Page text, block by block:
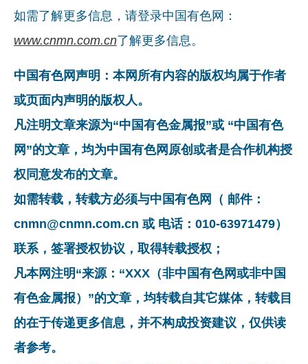
如需了解更多信息，请登录中国有色网：
www.cnmn.com.cn了解更多信息。
中国有色网声明：本网所有内容的版权均属于作者
或页面内声明的版权人。
凡注明文章来源为“中国有色金属报”或 “中国有色
网”的文章，均为中国有色网原创或者是合作机构授
权同意发布的文章。
如需转载，转载方必须与中国有色网（ 邮件：
cnmn@cnmn.com.cn 或 电话：010-63971479）
联系，签署授权协议，取得转载授权；
凡本网注明“来源：“XXX（非中国有色网或非中国
有色金属报）”的文章，均转载自其它媒体，转载目
的在于传递更多信息，并不构成投资建议，仅供读
者参考。